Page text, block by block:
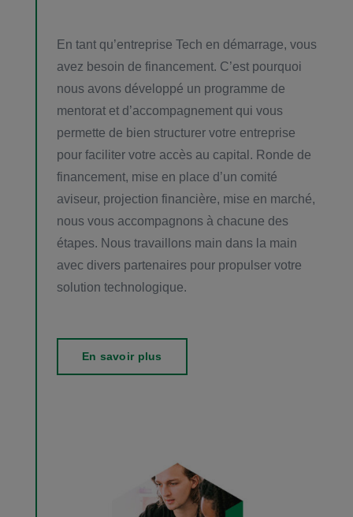
En tant qu’entreprise Tech en démarrage, vous
avez besoin de financement. C’est pourquoi
nous avons développé un programme de
mentorat et d’accompagnement qui vous
permette de bien structurer votre entreprise
pour faciliter votre accès au capital. Ronde de
financement, mise en place d’un comité
aviseur, projection financière, mise en marché,
nous vous accompagnons à chacune des
étapes. Nous travaillons main dans la main
avec divers partenaires pour propulser votre
solution technologique.
En savoir plus